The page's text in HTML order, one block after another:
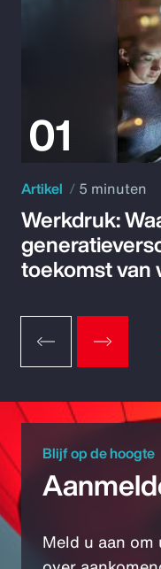
Artikel 5 minuten
Werkdruk:
toekomst van
Blijf op de hoogte
Meld u aan